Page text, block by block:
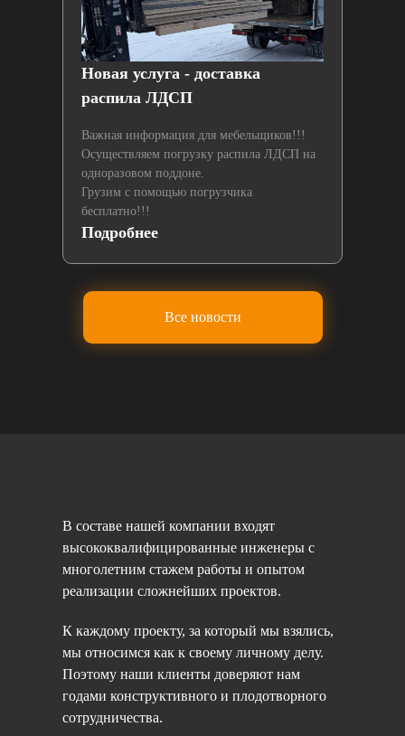
Новая услуга - доставка
распила ЛДСП
Важная информация для мебельщиков!!!
Осуществляем погрузку распила ЛДСП на
одноразовом поддоне.
Грузим с помощью погрузчика
бесплатно!!!
Подробнее
Все новости
В составе нашей компании входят
высококвалифицированные инженеры с
многолетним стажем работы и опытом
реализации сложнейших проектов.
К каждому проекту, за который мы взялись,
мы относимся как к своему личному делу.
Поэтому наши клиенты доверяют нам
годами конструктивного и плодотворного
сотрудничества.